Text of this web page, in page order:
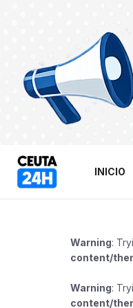
INICIO
Warning:
content/
Warning:
content/